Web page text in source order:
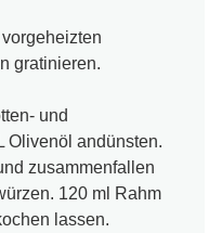
gratinieren.
und
Olivenöl andünsten.
zusammenfallen
120 ml Rahm
lassen.